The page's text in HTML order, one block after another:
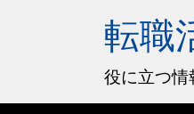
転職
役に立つ情